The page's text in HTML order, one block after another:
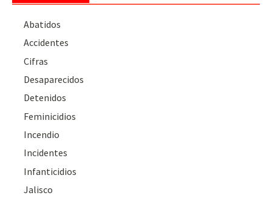
Abatidos
Accidentes
Cifras
Desaparecidos
Detenidos
Feminicidios
Incendio
Incidentes
Infanticidios
Jalisco